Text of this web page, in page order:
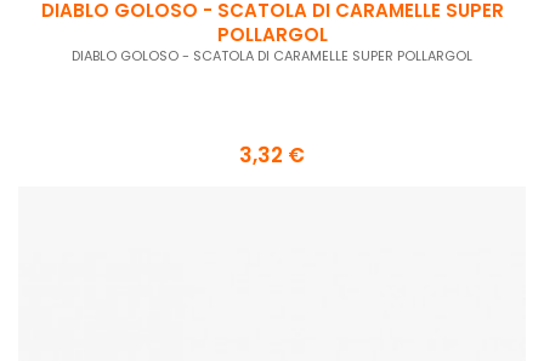
DIABLO GOLOSO - SCATOLA DI CARAMELLE SUPER
POLLARGOL
DIABLO GOLOSO - SCATOLA DI CARAMELLE SUPER POLLARGOL
3,32 €